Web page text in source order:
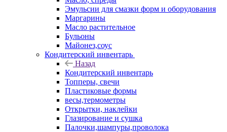
Эмульсии для смазки форм и оборудования
Маргарины
Масло растительное
Бульоны
Майонез,соус
Кондитерский инвентарь
Назад
Кондитерский инвентарь
Топперы, свечи
Пластиковые формы
весы,термометры
Открытки, наклейки
Глазирование и сушка
Палочки,шампуры,проволока